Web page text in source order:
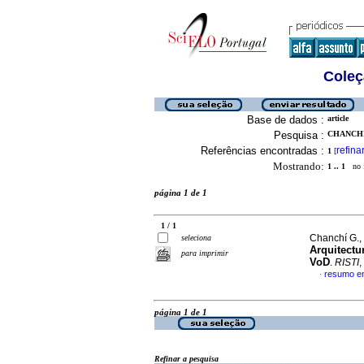
Base de dados : article
Pesquisa :
Referências encontradas : 1 [refinar
Mostrando: 1 .. 1 no
página 1 de 1
1 / 1
seleciona
para imprimir
Chanchí G.,
VoD. RISTI,
· resumo
página 1 de 1
Refinar a pesquisa